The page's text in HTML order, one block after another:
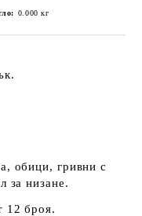
0.000 кг
обици, гривни с
за низане.
12 броя.